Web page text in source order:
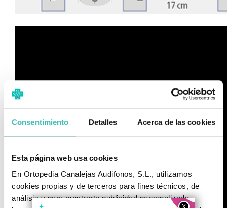
Consentimiento Detalles Acerca de las cookies
Esta página web usa cookies
En Ortopedia Canalejas Audifonos, S.L., utilizamos
cookies propias y de terceros para fines técnicos, de
análisis y para mostrarte publicidad personalizada